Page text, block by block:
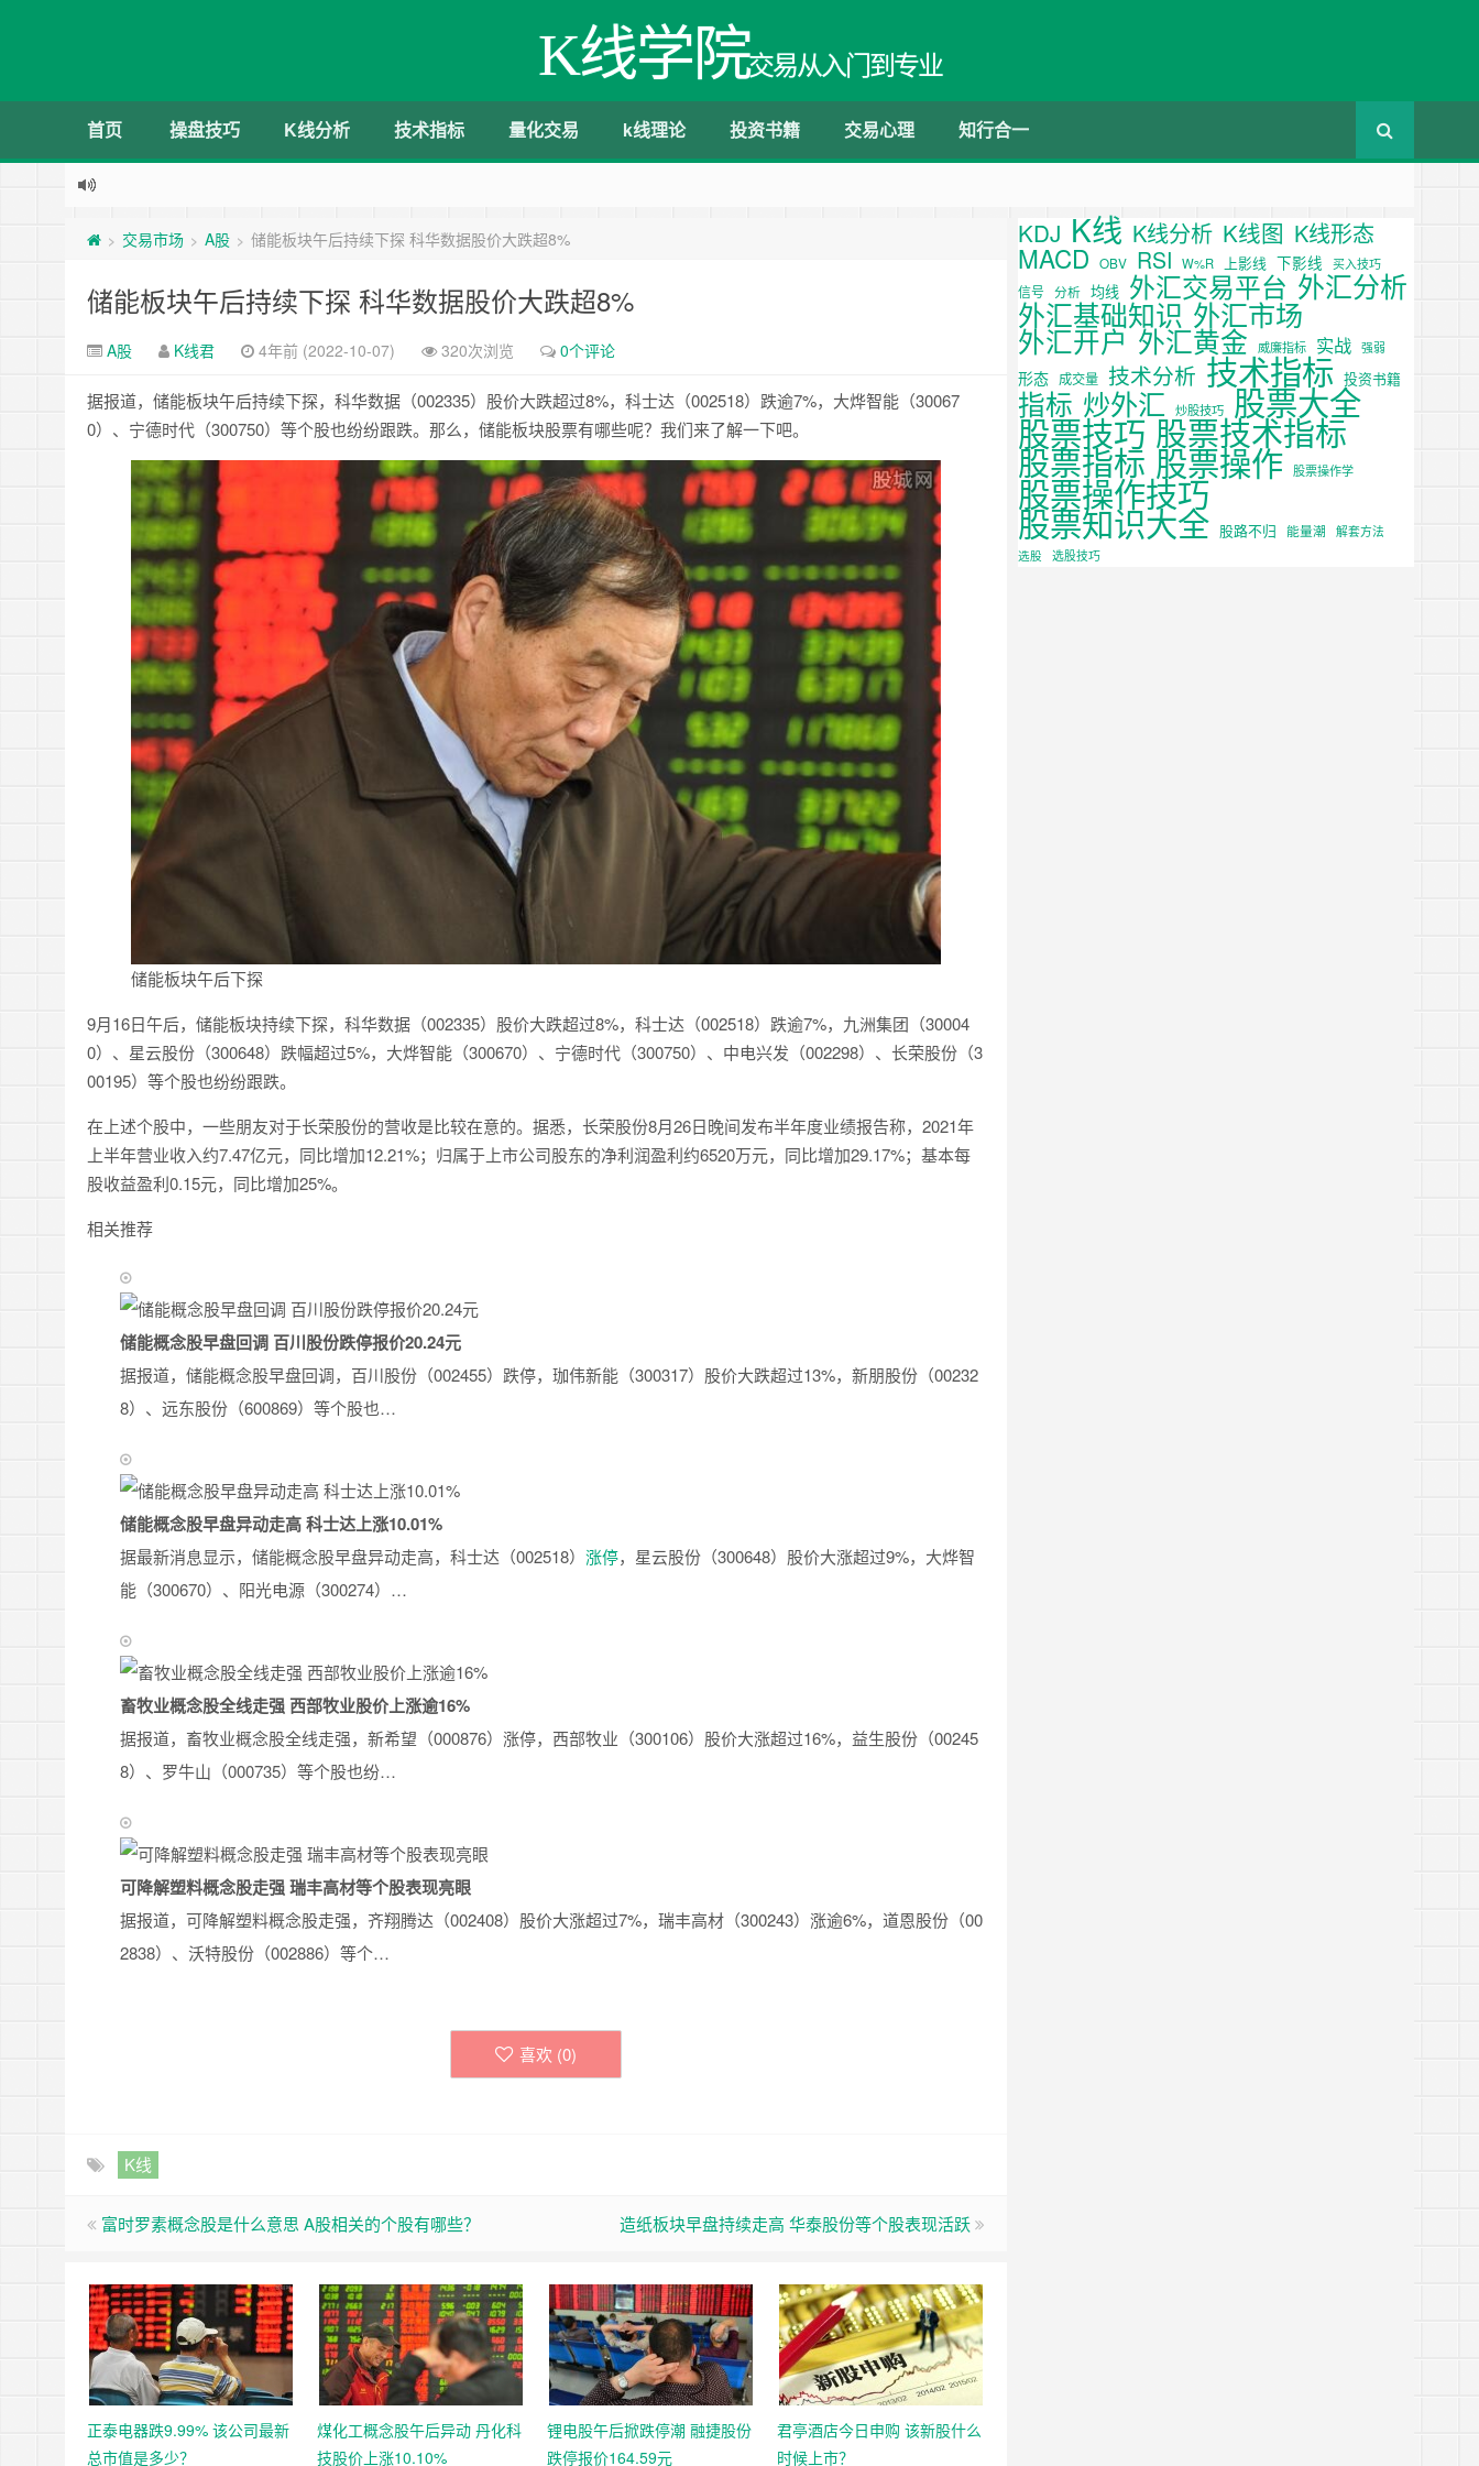
K线学院交易从入门到专业
首页 操盘技巧 K线分析 技术指标 量化交易 k线理论 投资书籍 交易心理 知行合一
> 交易市场 > A股 > 储能板块午后持续下探 科华数据股价大跌超8%
储能板块午后持续下探 科华数据股价大跌超8%
A股 K线君 4年前 (2022-10-07) 320次浏览 0个评论
据报道，储能板块午后持续下探，科华数据（002335）股价大跌超过8%，科士达（002518）跌逾7%，大烨智能（30067
0）、宁德时代（300750）等个股也纷纷跟跌。那么，储能板块股票有哪些呢？我们来了解一下吧。
储能板块午后下探
9月16日午后，储能板块持续下探，科华数据（002335）股价大跌超过8%，科士达（002518）跌逾7%，九洲集团（30004
0）、星云股份（300648）跌幅超过5%，大烨智能（300670）、宁德时代（300750）、中电兴发（002298）、长荣股份（3
00195）等个股也纷纷跟跌。
在上述个股中，一些朋友对于长荣股份的营收是比较在意的。据悉，长荣股份8月26日晚间发布半年度业绩报告称，2021年
上半年营业收入约7.47亿元，同比增加12.21%；归属于上市公司股东的净利润盈利约6520万元，同比增加29.17%；基本每
股收益盈利0.15元，同比增加25%。
相关推荐
储能概念股早盘回调 百川股份跌停报价20.24元
据报道，储能概念股早盘回调，百川股份（002455）跌停，珈伟新能（300317）股价大跌超过13%，新朋股份（00232
8）、远东股份（600869）等个股也…
储能概念股早盘异动走高 科士达上涨10.01%
据最新消息显示，储能概念股早盘异动走高，科士达（002518） 涨停，星云股份（300648）股价大涨超过9%，大烨智
能（300670）、阳光电源（300274）…
畜牧业概念股全线走强 西部牧业股价上涨逾16%
据报道，畜牧业概念股全线走强，新希望（000876）涨停，西部牧业（300106）股价大涨超过16%，益生股份（00245
8）、罗牛山（000735）等个股也纷…
可降解塑料概念股走强 瑞丰高材等个股表现亮眼
据报道，可降解塑料概念股走强，齐翔腾达（002408）股价大涨超过7%，瑞丰高材（300243）涨逾6%，道恩股份（00
2838）、沃特股份（002886）等个…
喜欢 (0)
K线
富时罗素概念股是什么意思 A股相关的个股有哪些？ 造纸板块早盘持续走高 华泰股份等个股表现活跃
正泰电器跌9.99% 该公司最新
总市值是多少？
煤化工概念股午后异动 丹化科
技股价上涨10.10%
锂电股午后掀跌停潮 融捷股份
跌停报价164.59元
君亭酒店今日申购 该新股什么
时候上市？
KDJ K线 K线分析 K线图 K线形态
MACD OBV RSI W%R 上影线 下影线 买入技巧
信号 分析 均线 外汇交易平台 外汇分析
外汇基础知识 外汇市场
外汇开户 外汇黄金 威廉指标 实战 强弱
形态 成交量 技术分析 技术指标 投资书籍
指标 炒外汇 炒股技巧 股票大全
股票技巧 股票技术指标
股票指标 股票操作 股票操作学
股票操作技巧
股票知识大全 股路不归 能量潮
解套方法
选股
选股技巧